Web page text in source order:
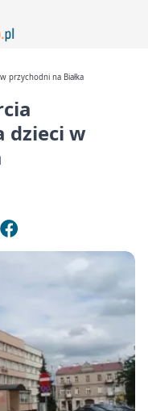
przychodni na Białka
dzieci w